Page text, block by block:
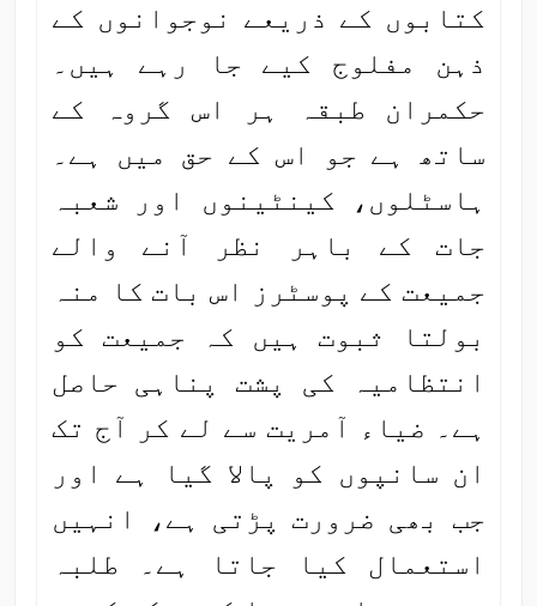
کتابوں کے ذریعے نوجوانوں کے
ذہن مفلوج کیے جا رہے ہیں۔
حکمران طبقہ ہر اس گروہ کے
ساتھ ہے جو اس کے حق میں ہے۔
ہاسٹلوں، کینٹینوں اور شعبہ
جات کے باہر نظر آنے والے
جمیعت کے پوسٹرز اس بات کا منہ
بولتا ثبوت ہیں کہ جمیعت کو
انتظامیہ کی پشت پناہی حاصل
ہے۔ ضیاء آمریت سے لے کر آج تک
ان سانپوں کو پالا گیا ہے اور
جب بھی ضرورت پڑتی ہے، انہیں
استعمال کیا جاتا ہے۔ طلبہ